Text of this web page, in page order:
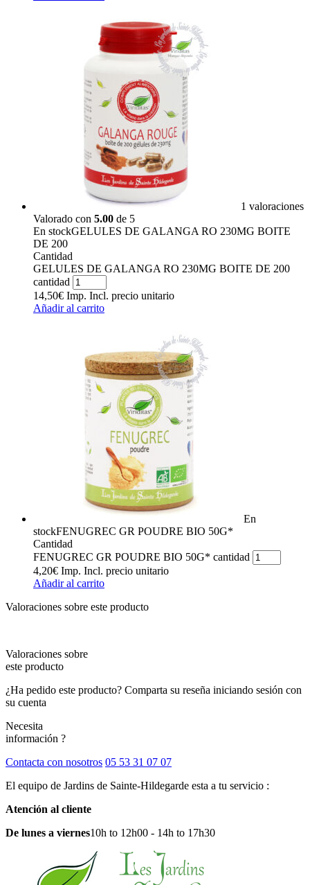
1 valoraciones
Valorado con 5.00 de 5
En stockGELULES DE GALANGA RO 230MG BOITE
DE 200
Cantidad
GELULES DE GALANGA RO 230MG BOITE DE 200
cantidad
14,50€ Imp. Incl. precio unitario
Añadir al carrito
En
stockFENUGREC GR POUDRE BIO 50G*
Cantidad
FENUGREC GR POUDRE BIO 50G* cantidad
4,20€ Imp. Incl. precio unitario
Añadir al carrito
Valoraciones sobre este producto
Valoraciones sobre
este producto
¿Ha pedido este producto? Comparta su reseña iniciando sesión con
su cuenta
Necesita
información ?
Contacta con nosotros 05 53 31 07 07
El equipo de Jardins de Sainte-Hildegarde esta a tu servicio :
Atención al cliente
De lunes a viernes10h to 12h00 - 14h to 17h30